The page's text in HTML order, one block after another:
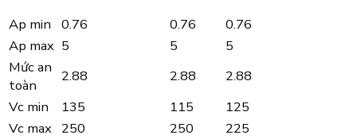
Ap min 0.76 0.76
0.76
Ap max 5 5
5
Mức an
toàn
2.88 2.88
2.88
Vc min
135 115
125
Vc max 250 250
225